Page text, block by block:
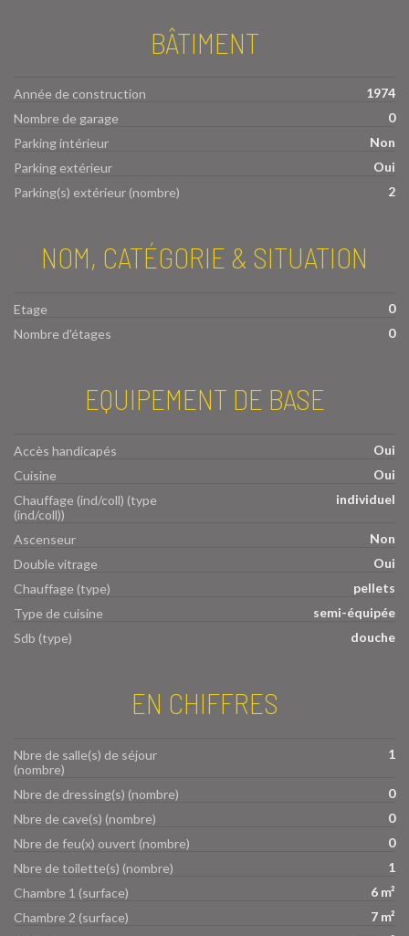
BÂTIMENT
Année de construction
1974
Nombre de garage
0
Parking intérieur
Non
Parking extérieur
Oui
Parking(s) extérieur (nombre)
2
NOM, CATÉGORIE & SITUATION
Etage
0
Nombre d'étages
0
EQUIPEMENT DE BASE
Accès handicapés
Oui
Cuisine
Oui
Chauffage (ind/coll) (type
(ind/coll))
individuel
Ascenseur
Non
Double vitrage
Oui
Chauffage (type)
pellets
Type de cuisine
semi-équipée
Sdb (type)
douche
EN CHIFFRES
Nbre de salle(s) de séjour
(nombre)
1
Nbre de dressing(s) (nombre)
0
Nbre de cave(s) (nombre)
0
Nbre de feu(x) ouvert (nombre)
0
Nbre de toilette(s) (nombre)
1
Chambre 1 (surface)
6 m²
Chambre 2 (surface)
7 m²